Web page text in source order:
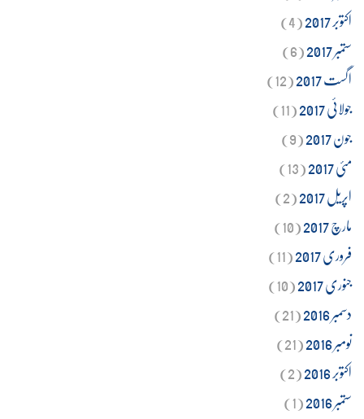
اکتوبر 2017
(4)
ستمبر 2017
(6)
اگست 2017
(12)
جولائی 2017
(11)
جون 2017
(9)
مئی 2017
(13)
اپریل 2017
(2)
مارچ 2017
(10)
فروری 2017
(11)
جنوری 2017
(10)
دسمبر 2016
(21)
نومبر 2016
(21)
اکتوبر 2016
(2)
ستمبر 2016
(1)